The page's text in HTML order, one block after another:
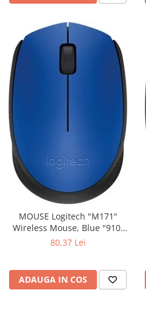
MOUSE Logitech "M171"
Wireless Mouse, Blue "910-
80,37 Lei
ADAUGA IN COS